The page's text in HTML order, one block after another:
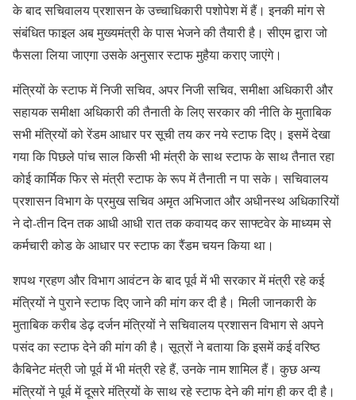
के बाद सचिवालय प्रशासन के उच्चाधिकारी पशोपेश में हैं। इनकी मांग से
संबंधित फाइल अब मुख्यमंत्री के पास भेजने की तैयारी है। सीएम द्वारा जो
फैसला लिया जाएगा उसके अनुसार स्टाफ मुहैया कराए जाएंगे।
मंत्रियों के स्टाफ में निजी सचिव, अपर निजी सचिव, समीक्षा अधिकारी और
सहायक समीक्षा अधिकारी की तैनाती के लिए सरकार की नीति के मुताबिक
सभी मंत्रियों को रेंडम आधार पर सूची तय कर नये स्टाफ दिए। इसमें देखा
गया कि पिछले पांच साल किसी भी मंत्री के साथ स्टाफ के साथ तैनात रहा
कोई कार्मिक फिर से मंत्री स्टाफ के रूप में तैनाती न पा सके। सचिवालय
प्रशासन विभाग के प्रमुख सचिव अमृत अभिजात और अधीनस्थ अधिकारियों
ने दो-तीन दिन तक आधी आधी रात तक कवायद कर साफ्टवेर के माध्यम से
कर्मचारी कोड के आधार पर स्टाफ का रैंडम चयन किया था।
शपथ ग्रहण और विभाग आवंटन के बाद पूर्व में भी सरकार में मंत्री रहे कई
मंत्रियों ने पुराने स्टाफ दिए जाने की मांग कर दी है। मिली जानकारी के
मुताबिक करीब डेढ़ दर्जन मंत्रियों ने सचिवालय प्रशासन विभाग से अपने
पसंद का स्टाफ देने की मांग की है। सूत्रों ने बताया कि इसमें कई वरिष्ठ
कैबिनेट मंत्री जो पूर्व में भी मंत्री रहे हैं, उनके नाम शामिल हैं। कुछ अन्य
मंत्रियों ने पूर्व में दूसरे मंत्रियों के साथ रहे स्टाफ देने की मांग ही कर दी है।